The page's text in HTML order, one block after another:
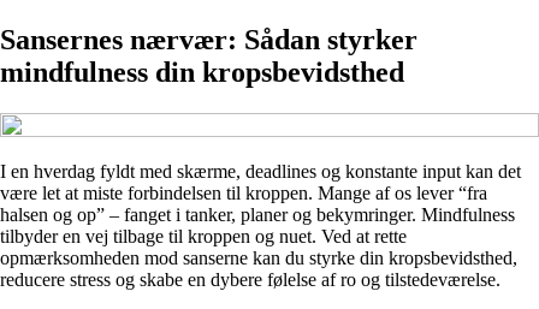
Sansernes nærvær: Sådan styrker
mindfulness din kropsbevidsthed
I en hverdag fyldt med skærme, deadlines og konstante input kan det
være let at miste forbindelsen til kroppen. Mange af os lever “fra
halsen og op” – fanget i tanker, planer og bekymringer. Mindfulness
tilbyder en vej tilbage til kroppen og nuet. Ved at rette
opmærksomheden mod sanserne kan du styrke din kropsbevidsthed,
reducere stress og skabe en dybere følelse af ro og tilstedeværelse.